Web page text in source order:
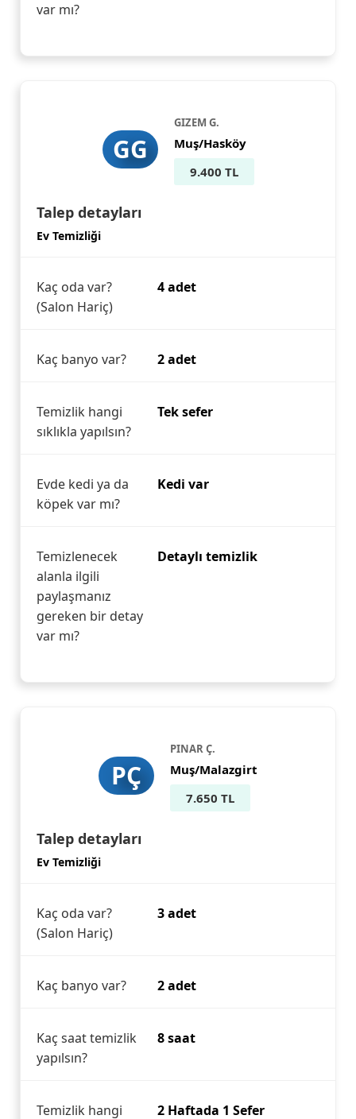
var mı?
GG
GIZEM G.
Muş/Hasköy
9.400 TL
Talep detayları
Ev Temizliği
Kaç oda var?
(Salon Hariç)
4 adet
Kaç banyo var? 2 adet
Temizlik hangi
sıklıkla yapılsın?
Tek sefer
Evde kedi ya da
köpek var mı?
Kedi var
Temizlenecek
alanla ilgili
paylaşmanız
gereken bir detay
var mı?
Detaylı temizlik
PÇ
PINAR Ç.
Muş/Malazgirt
7.650 TL
Talep detayları
Ev Temizliği
Kaç oda var?
(Salon Hariç)
3 adet
Kaç banyo var? 2 adet
Kaç saat temizlik
yapılsın?
8 saat
Temizlik hangi 2 Haftada 1 Sefer